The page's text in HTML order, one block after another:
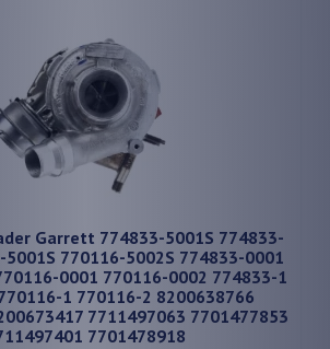
Garrett 774833-5001S 774833-
5001S 770116-5002S 774833-0001
0001 770116-0002 774833-1
1 770116-2 8200638766
7711497063 7701477853
7701478918